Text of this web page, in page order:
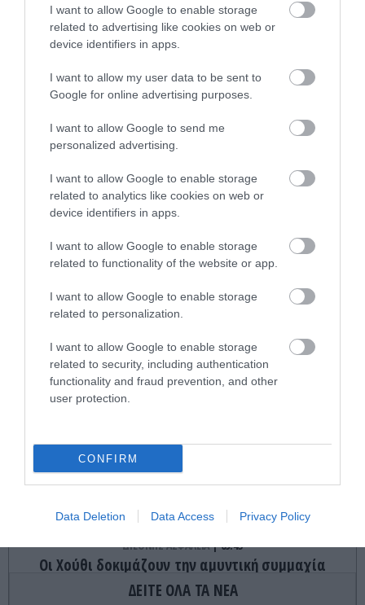
I want to allow Google to enable storage
related to advertising like cookies on web or
device identifiers in apps.
I want to allow my user data to be sent to
Google for online advertising purposes.
I want to allow Google to send me
personalized advertising.
I want to allow Google to enable storage
related to analytics like cookies on web or
device identifiers in apps.
I want to allow Google to enable storage
related to functionality of the website or app.
I want to allow Google to enable storage
related to personalization.
I want to allow Google to enable storage
related to security, including authentication
functionality and fraud prevention, and other
user protection.
CONFIRM
Data Deletion Data Access Privacy Policy
ΥΓΕΙΑ 10:07
Αυτά τα τρόφιμα δεν πρέπει να μπαίνουν στο
ψυγείο – Ποια είναι η σωστή αποθήκευση
Νέο ψηφιακό σύστημα για τις πινακίδες
κυκλοφορίας – Τέλος στις καθυστερήσεις
ΔΙΕΘΝΗΣ ΑΣΦΑΛΕΙΑ
Το Ιράν «παγώνει» τις ΗΠΑ για άνοιγμα των
δισ.δολάρια και διόδια» (upd)
Γιατί οι φυσαλίδες της σαμπάνιας ανεβαίνουν
ygeiamasnews.gr
Γιατί το μέλι δεν χαλάει σχεδόν ποτέ; – Η
επιστήμη δίνει την απάντηση
PROVOCATEUR 09:45
Με αιφνιδιασμό ο Α.Τσίπρας στην ΔΕΘ – Το
πρόγραμμα ομιλιών του για να «χτυπήσει» τον
ΔΙΕΘΝΗΣ ΑΣΦΑΛΕΙΑ 09:45
Οι Χούθι δοκιμάζουν την αμυντική συμμαχία
Τουρκίας-Σ.Αραβίας – Το παράδοξο των
ελληνικών Patriot στην περιοχή
ΔΕΙΤΕ ΟΛΑ ΤΑ ΝΕΑ